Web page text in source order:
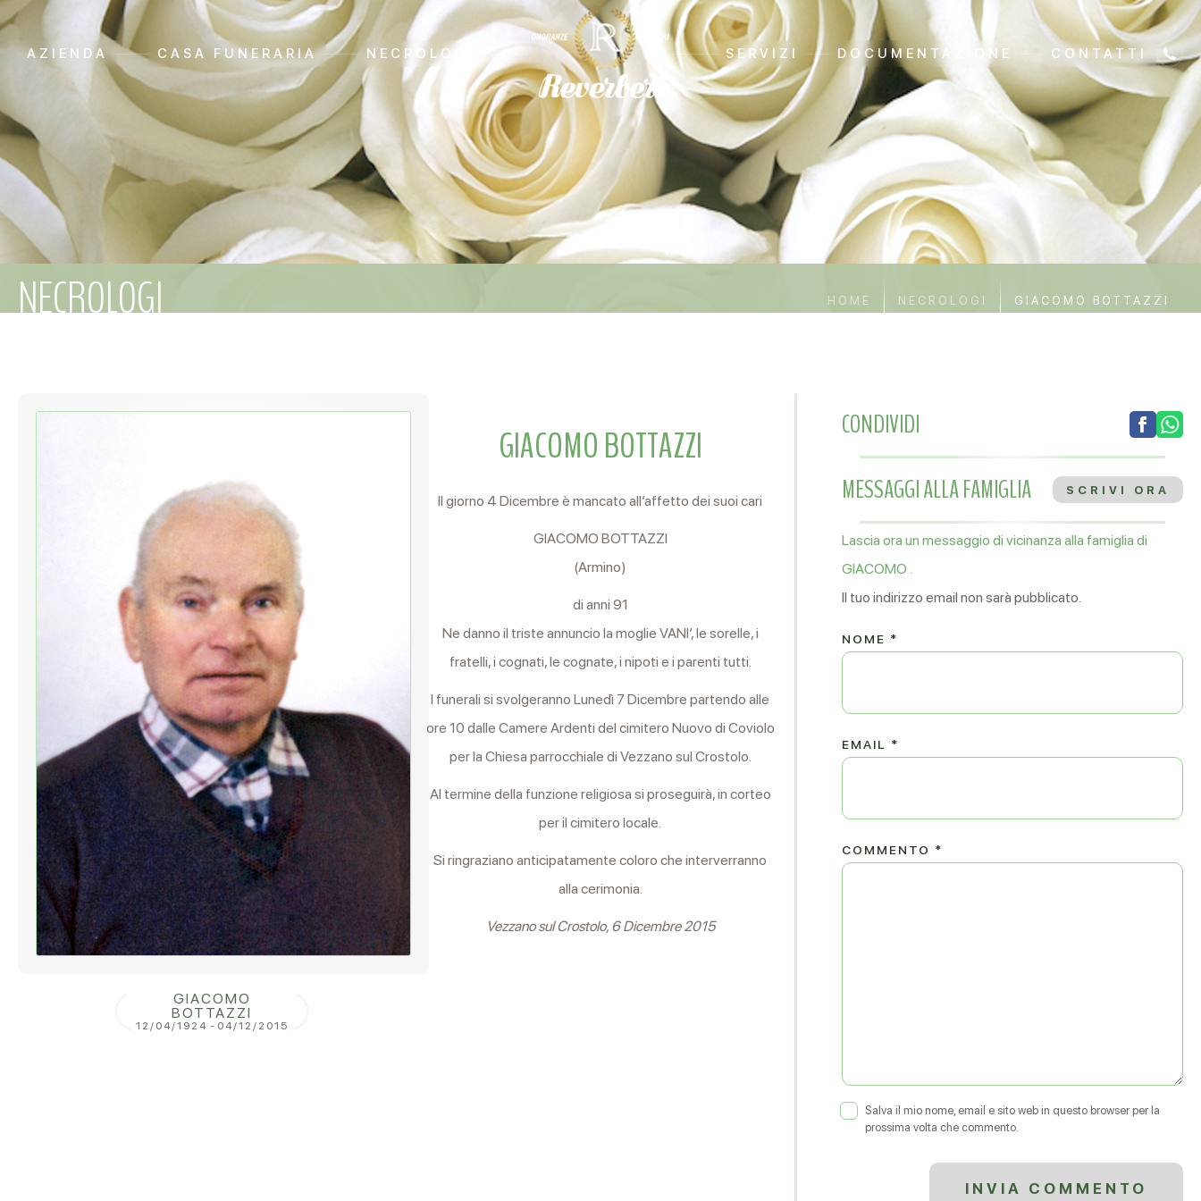
AZIENDA CASA FUNERARIA NECROLOGI SERVIZI DOCUMENTAZIONE CONTATTI
NECROLOGI HOME NECROLOGI GIACOMO BOTTAZZI
GIACOMO
BOTTAZZI
12/04/1924 - 04/12/2015
GIACOMO BOTTAZZI
Il giorno 4 Dicembre è mancato all’affetto dei suoi cari
GIACOMO BOTTAZZI
(Armino)
di anni 91
Ne danno il triste annuncio la moglie VANI’, le sorelle, i
fratelli, i cognati, le cognate, i nipoti e i parenti tutti.
I funerali si svolgeranno Lunedì 7 Dicembre partendo alle
ore 10 dalle Camere Ardenti del cimitero Nuovo di Coviolo
per la Chiesa parrocchiale di Vezzano sul Crostolo.
Al termine della funzione religiosa si proseguirà, in corteo
per il cimitero locale.
Si ringraziano anticipatamente coloro che interverranno
alla cerimonia.
Vezzano sul Crostolo, 6 Dicembre 2015
CONDIVIDI
MESSAGGI ALLA FAMIGLIA
SCRIVI ORA
Lascia ora un messaggio di vicinanza alla famiglia di
GIACOMO .
Il tuo indirizzo email non sarà pubblicato.
COMMENTO *
NOME *
EMAIL *
Salva il mio nome, email e sito web in questo browser per la
prossima volta che commento.